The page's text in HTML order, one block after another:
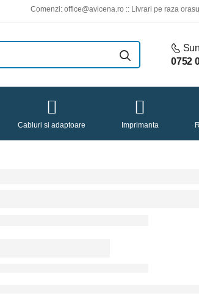
Comenzi: office@avicena.ro :: Livrari pe raza orasului Iasi
0752
Cabluri si adaptoare Imprimanta